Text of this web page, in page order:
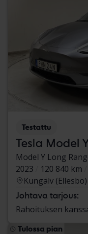
Testattu
Tesla Model
Model Y Long
2023
120 840 km
Kungälv (Ellesbo)
Johtava tarjous:
Rahoituksen
Tulossa pian